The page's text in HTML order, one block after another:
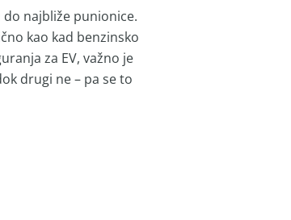
najbliže punionice.
kao kad benzinsko
za EV, važno je
drugi ne – pa se to